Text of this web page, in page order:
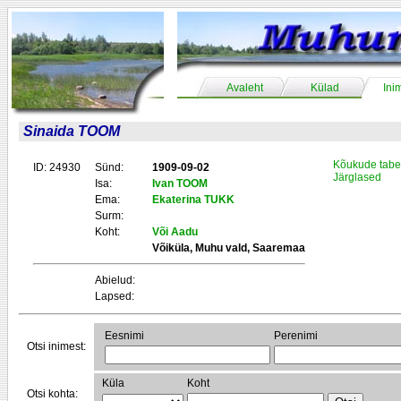
Avaleht Külad
Sinaida TOOM
ID: 24930 Sünd:
1909-09-02
Isa:
Ivan TOOM
Ema:
Ekaterina TUKK
Surm:
Koht:
Või Aadu
Võiküla, Muhu vald, Saaremaa
Abielud:
Lapsed:
Kõukude
Järglased
Otsi inimest:
Eesnimi Perenimi
Otsi kohta:
Küla Koht